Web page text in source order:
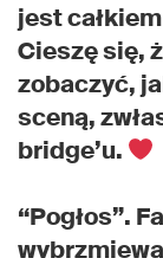
jest
Cieszę się,
zobaczyć,
sceną,
bridge’u.
“Pogłos”.